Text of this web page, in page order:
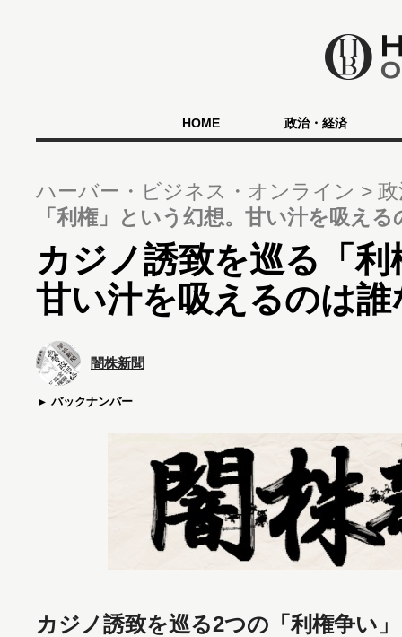
HOME 政治・経済
ハーバー・ビジネス・オンライン
「利権」という幻想。甘い汁を吸え
カジノ誘致を巡る「
甘い汁を吸えるのは
闇株新聞
バックナンバー
カジノ誘致を巡る2つの「利権争い」